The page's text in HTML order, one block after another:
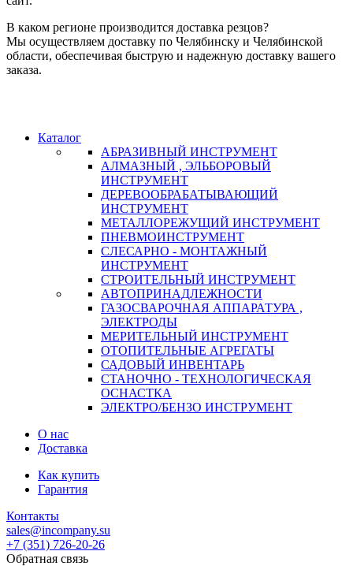
В каком регионе производится доставка резцов?
Мы осуществляем доставку по Челябинску и Челябинской
области, обеспечивая быструю и надежную доставку вашего
заказа.
Каталог
АБРАЗИВНЫЙ ИНСТРУМЕНТ
АЛМАЗНЫЙ , ЭЛЬБОРОВЫЙ
ИНСТРУМЕНТ
ДЕРЕВООБРАБАТЫВАЮЩИЙ
ИНСТРУМЕНТ
МЕТАЛЛОРЕЖУЩИЙ ИНСТРУМЕНТ
ПНЕВМОИНСТРУМЕНТ
СЛЕСАРНО - МОНТАЖНЫЙ
ИНСТРУМЕНТ
СТРОИТЕЛЬНЫЙ ИНСТРУМЕНТ
АВТОПРИНАДЛЕЖНОСТИ
ГАЗОСВАРОЧНАЯ АППАРАТУРА ,
ЭЛЕКТРОДЫ
МЕРИТЕЛЬНЫЙ ИНСТРУМЕНТ
ОТОПИТЕЛЬНЫЕ АГРЕГАТЫ
САДОВЫЙ ИНВЕНТАРЬ
СТАНОЧНО - ТЕХНОЛОГИЧЕСКАЯ
ОСНАСТКА
ЭЛЕКТРО/БЕНЗО ИНСТРУМЕНТ
О нас
Доставка
Как купить
Гарантия
Контакты
sales@incompany.su
+7 (351) 726-20-26
Обратная связь